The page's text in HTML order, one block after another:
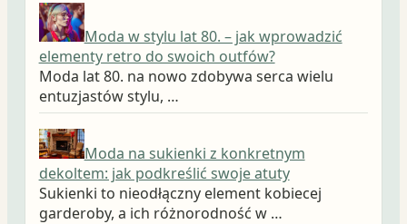
Moda w stylu lat 80. – jak wprowadzić
elementy retro do swoich outfów?
Moda lat 80. na nowo zdobywa serca wielu
entuzjastów stylu, …
Moda na sukienki z konkretnym
dekoltem: jak podkreślić swoje atuty
Sukienki to nieodłączny element kobiecej
garderoby, a ich różnorodność w …